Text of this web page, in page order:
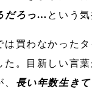
だろっ… という
買わなかった
た。目新しい言
長い年数生き